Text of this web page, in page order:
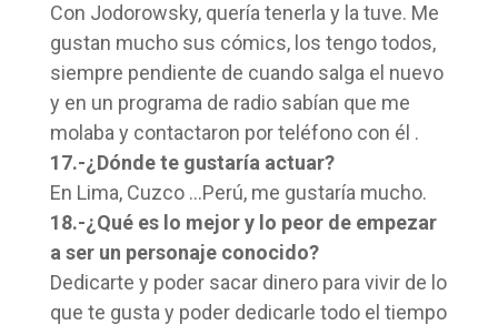
Con Jodorowsky, quería tenerla y la tuve. Me
gustan mucho sus cómics, los tengo todos,
siempre pendiente de cuando salga el nuevo
y en un programa de radio sabían que me
molaba y contactaron por teléfono con él .
17.-¿Dónde te gustaría actuar?
En Lima, Cuzco …Perú, me gustaría mucho.
18.-¿Qué es lo mejor y lo peor de empezar
a ser un personaje conocido?
Dedicarte y poder sacar dinero para vivir de lo
que te gusta y poder dedicarle todo el tiempo